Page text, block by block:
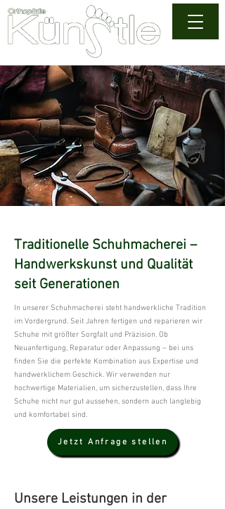
Traditionelle Schuhmacherei –
Handwerkskunst und Qualität
seit Generationen
In unserer Schuhmacherei steht handwerkliche Tradition
im Vordergrund. Seit Jahren fertigen und reparieren wir
Schuhe mit größter Sorgfalt und Präzision. Ob
Neuanfertigung, Reparatur oder Anpassung – bei uns
finden Sie die perfekte Kombination aus Expertise und
handwerklichem Geschick. Wir verwenden nur
hochwertige Materialien, um sicherzustellen, dass Ihre
Schuhe nicht nur gut aussehen, sondern auch langlebig
und komfortabel sind.
Jetzt Anfrage stellen
Unsere Leistungen in der